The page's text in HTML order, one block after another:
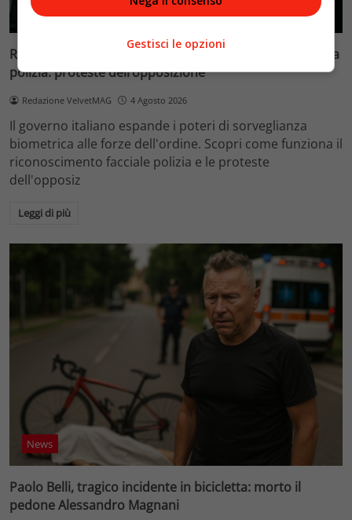
Politica
Riconoscimento facciale, il governo accelera i poteri alla
polizia: proteste dell’opposizione
Redazione VelvetMAG 4 Agosto 2026
Il governo italiano espande i poteri di sorveglianza
biometrica alle forze dell'ordine. Scopri come funziona il
riconoscimento facciale polizia e le proteste
dell'opposiz
Leggi di più
News
Paolo Belli, tragico incidente in bicicletta: morto il
pedone Alessandro Magnani
Gestisci le opzioni